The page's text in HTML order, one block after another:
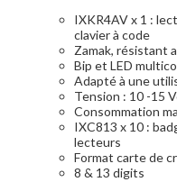
IXKR4AV x 1 :
clavier à code
Zamak, résistant
Bip et LED
Adapté à une
Tension : 10 -15
Consommation
IXC813 x 10 :
lecteurs
Format carte de
8 & 13 digits